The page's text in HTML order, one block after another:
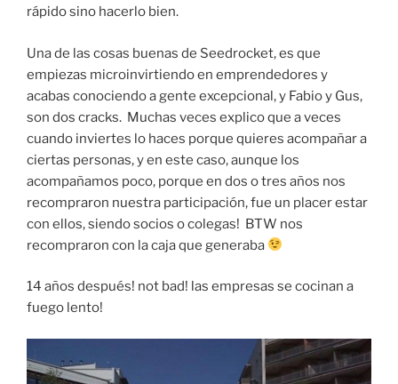
rápido sino hacerlo bien.
Una de las cosas buenas de Seedrocket, es que
empiezas microinvirtiendo en emprendedores y
acabas conociendo a gente excepcional, y Fabio y Gus,
son dos cracks. Muchas veces explico que a veces
cuando inviertes lo haces porque quieres acompañar a
ciertas personas, y en este caso, aunque los
acompañamos poco, porque en dos o tres años nos
recompraron nuestra participación, fue un placer estar
con ellos, siendo socios o colegas! BTW nos
recompraron con la caja que generaba
14 años después! not bad! las empresas se cocinan a
fuego lento!